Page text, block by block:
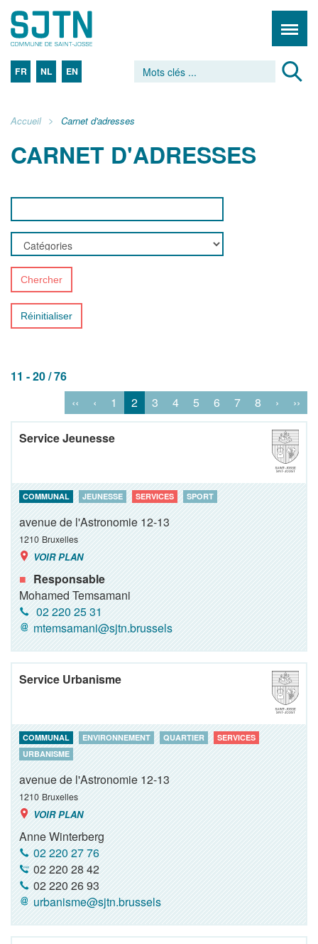
FR NL EN
Accueil Carnet d'adresses
CARNET D'ADRESSES
Chercher
Réinitialiser
11 - 20 / 76
‹‹
‹ 1 2 3 4 5 6 7 8 › ››
Service Jeunesse
COMMUNAL JEUNESSE SERVICES SPORT
avenue de l'Astronomie 12-13
1210 Bruxelles
VOIR PLAN
Responsable
Mohamed Temsamani
02 220 25 31
mtemsamani@sjtn.brussels
Service Urbanisme
COMMUNAL ENVIRONNEMENT QUARTIER
SERVICES
URBANISME
avenue de l'Astronomie 12-13
1210 Bruxelles
VOIR PLAN
Anne Winterberg
02 220 27 76
02 220 28 42
02 220 26 93
urbanisme@sjtn.brussels